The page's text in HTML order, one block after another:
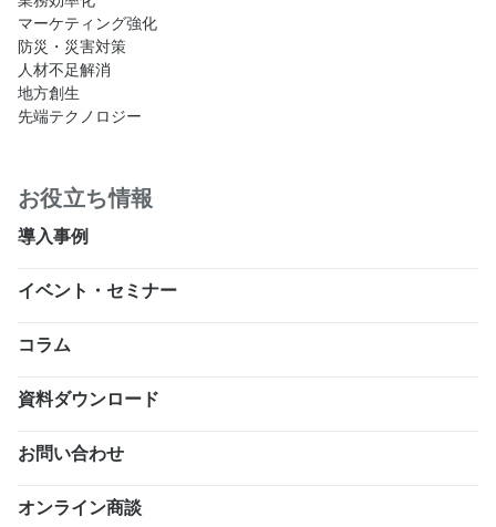
マーケティング強化
防災・災害対策
人材不足解消
地方創生
先端テクノロジー
お役立ち情報
導入事例
イベント・セミナー
コラム
資料ダウンロード
お問い合わせ
オンライン商談